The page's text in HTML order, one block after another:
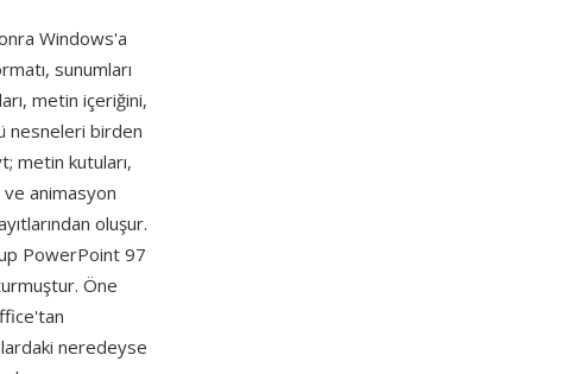
Windows'a
sunumları
metin içeriğini,
nesneleri birden
metin kutuları,
animasyon
oluşur.
PowerPoint 97
Öne
neredeyse